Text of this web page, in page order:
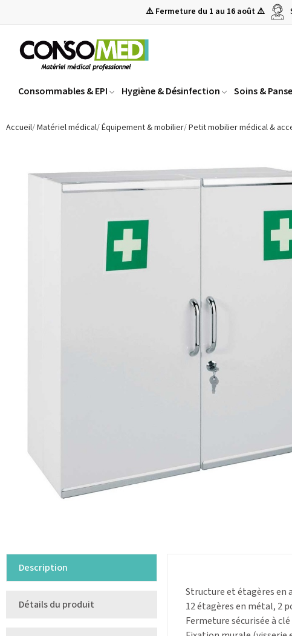
⚠️ Fermeture du 1 au 16 août ⚠️
Consommables & EPI Hygiène & Désinfection Soins &
Accueil Matériel médical Équipement & mobilier Petit mobilier médical &
Description
Détails du produit
Structure et étagères en
12 étagères en métal, 2
Fermeture sécurisée à